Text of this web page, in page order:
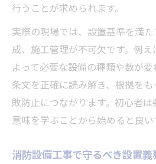
行うことが求められます。
実際の現場では、設置基準を満
成、施工管理が不可欠です。例
よって必要な設備の種類や数が
条文を正確に読み解き、根拠を
敗防止につながります。初心者
意味を学ぶことから始めると良い
消防設備工事で守るべき設置